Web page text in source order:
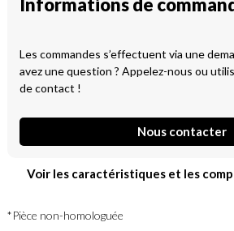
Informations de
Les commandes s’effectuent via une
avez une question ? Appelez-nous ou
de contact !
Nous contacter
Voir les caractéristiques et les
*Pièce non-homologuée